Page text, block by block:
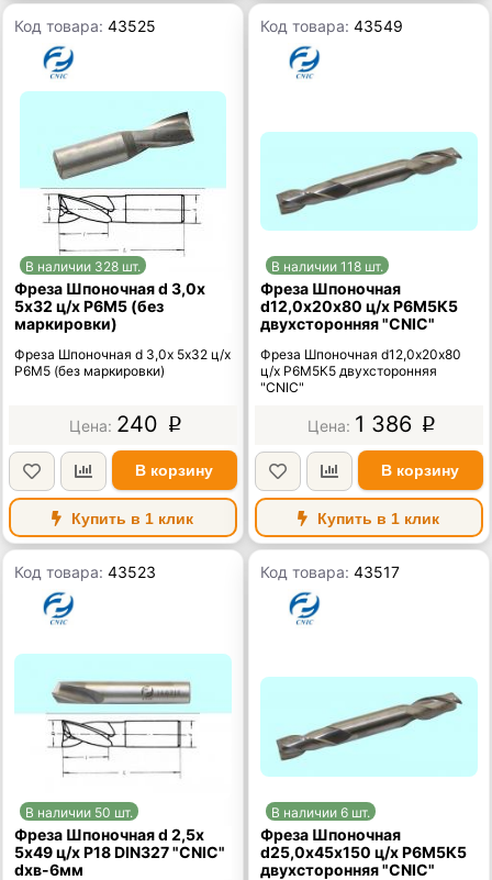
Код товара:43525
В наличии 328 шт.
Фреза Шпоночная d 3,0х
5х32 ц/х Р6М5 (без
маркировки)
Фреза Шпоночная d 3,0х 5х32 ц/х
Р6М5 (без маркировки)
240 p
В корзину
Купить в 1 клик
Код товара:43549
В наличии 118 шт.
Фреза Шпоночная
d12,0х20х80 ц/х Р6М5К5
двухсторонняя "CNIC"
Фреза Шпоночная d12,0х20х80
ц/х Р6М5К5 двухсторонняя
"CNIC"
1 386 p
В корзину
Купить в 1 клик
Код товара:43523
В наличии 50 шт.
Фреза Шпоночная d 2,5х
5х49 ц/х Р18 DIN327 "CNIC"
dхв-6мм
Код товара:43517
В наличии 6 шт.
Фреза Шпоночная
d25,0х45х150 ц/х Р6М5К5
двухсторонняя "CNIC"